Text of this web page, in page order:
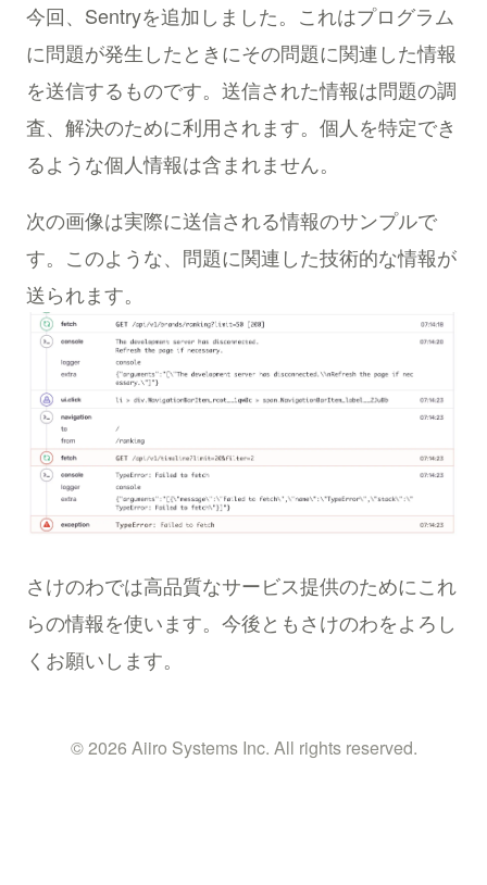
今回、Sentryを追加しました。これはプログラム
に問題が発生したときにその問題に関連した情報
を送信するものです。送信された情報は問題の調
査、解決のために利用されます。個人を特定でき
るような個人情報は含まれません。
次の画像は実際に送信される情報のサンプルで
す。このような、問題に関連した技術的な情報が
送られます。
さけのわでは高品質なサービス提供のためにこれ
らの情報を使います。今後ともさけのわをよろし
くお願いします。
© 2026 Aiiro Systems Inc. All rights reserved.